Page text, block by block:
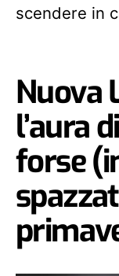
scendere in
Nuova
l’aura
forse